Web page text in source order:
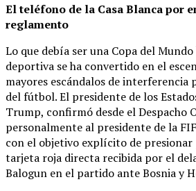
El teléfono de la Casa Blanca por
reglamento
Lo que debía ser una Copa del
deportiva se ha convertido en el
mayores escándalos de
del fútbol. El presidente de los
Trump, confirmó desde el Despacho
personalmente al presidente de la
con el objetivo explícito de presionar
tarjeta roja directa recibida por el
Balogun en el partido ante Bosnia y